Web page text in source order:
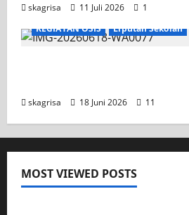
skagrisa 11 Juli 2026
1
KEGIATAN OSIS
Liputan Sekolah
skagrisa 18 Juni 2026 11
MOST VIEWED POSTS